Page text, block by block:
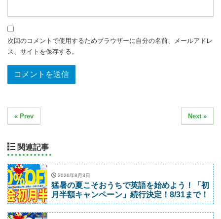
次回のコメントで使用するためブラウザーに自分の名前、メールアドレ
ス、サイトを保存する。
« Prev Next »
関連記事
2026年8月3日
猛暑の夏こそおうちで英語を始めよう！「初
月半額キャンペーン」続行決定！8/31まで！